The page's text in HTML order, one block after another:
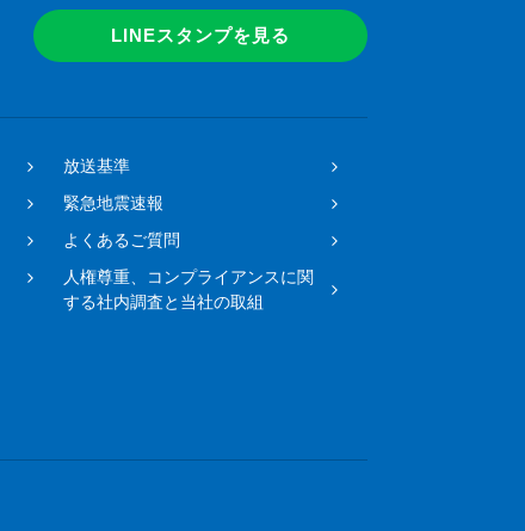
LINEスタンプを見る
放送基準
緊急地震速報
よくあるご質問
人権尊重、コンプライアンスに関
する社内調査と当社の取組